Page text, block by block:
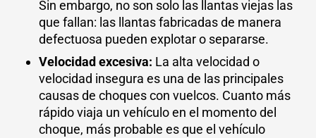
Sin embargo, no son solo las llantas viejas las
que fallan: las llantas fabricadas de manera
defectuosa pueden explotar o separarse.
Velocidad excesiva: La alta velocidad o
velocidad insegura es una de las principales
causas de choques con vuelcos. Cuanto más
rápido viaja un vehículo en el momento del
choque, más probable es que el vehículo